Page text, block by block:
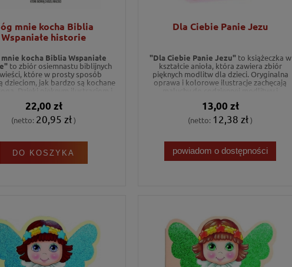
mnie kocha Biblia
Wspaniałe historie
kocha Biblia Wspaniałe
to zbiór osiemnastu biblijnych
które w prosty sposób
dzieciom, jak bardzo są kochane
Dzięki pięknym ilustracjom i
książka uczy najmłodszych, że
każdego z nich wspaniały plan.
22,00 zł
(netto: 20,95 zł)
DO KOSZYKA
Dla Ciebie Panie Jezu
"Dla Ciebie Panie Jezu"to książeczka w
kształcie anioła, która zawiera zbiór
pięknych modlitw dla dzieci. Oryginalna
oprawa i kolorowe ilustracje zachęcają
maluchy do codziennej modlitwy i
13,00 zł
(netto: 12,38 zł)
powiadom o dostępności